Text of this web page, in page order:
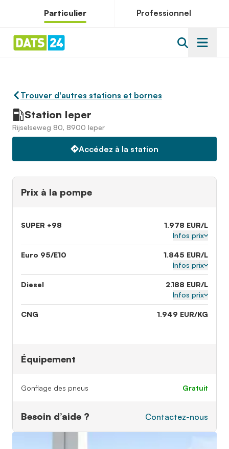
Particulier Professionnel
Trouver d'autres stations et bornes
Station Ieper
Rijselseweg 80, 8900 Ieper
Accédez à la station
Prix à la pompe
SUPER +98
1.978 EUR/L
Infos prix
Euro 95/E10
1.845 EUR/L
Infos prix
Diesel
2.188 EUR/L
Infos prix
CNG 1.949 EUR/KG
Équipement
Gonflage des pneus gratuit
Besoin d’aide ? Contactez-nous